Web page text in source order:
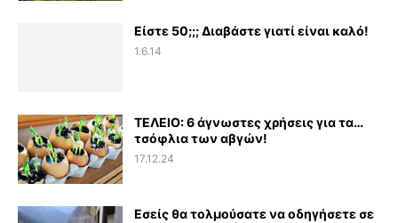
Είστε 50;;; Διαβάστε γιατί είναι καλό!
1.6.14
ΤΕΛΕΙΟ: 6 άγνωστες χρήσεις για τα…
τσόφλια των αβγών!
17.12.24
Εσείς θα τολμούσατε να οδηγήσετε σε